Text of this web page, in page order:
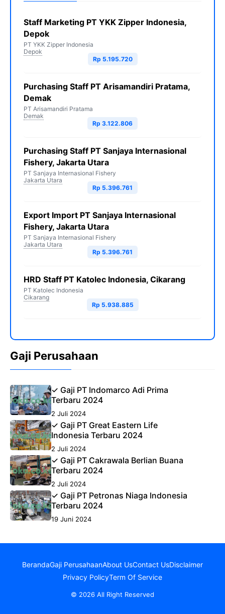
Staff Marketing PT YKK Zipper Indonesia,
Depok
PT YKK Zipper Indonesia
Depok
Rp 5.195.720
Purchasing Staff PT Arisamandiri Pratama,
Demak
PT Arisamandiri Pratama
Demak
Rp 3.122.806
Purchasing Staff PT Sanjaya Internasional
Fishery, Jakarta Utara
PT Sanjaya Internasional Fishery
Jakarta Utara
Rp 5.396.761
Export Import PT Sanjaya Internasional
Fishery, Jakarta Utara
PT Sanjaya Internasional Fishery
Jakarta Utara
Rp 5.396.761
HRD Staff PT Katolec Indonesia, Cikarang
PT Katolec Indonesia
Cikarang
Rp 5.938.885
Gaji Perusahaan
✓ Gaji PT Indomarco Adi Prima
Terbaru 2024
2 Juli 2024
✓ Gaji PT Great Eastern Life
Indonesia Terbaru 2024
2 Juli 2024
✓ Gaji PT Cakrawala Berlian Buana
Terbaru 2024
2 Juli 2024
✓ Gaji PT Petronas Niaga Indonesia
Terbaru 2024
19 Juni 2024
BerandaGaji PerusahaanAbout UsContact UsDisclaimer
Privacy PolicyTerm Of Service
© 2026 All Right Reserved